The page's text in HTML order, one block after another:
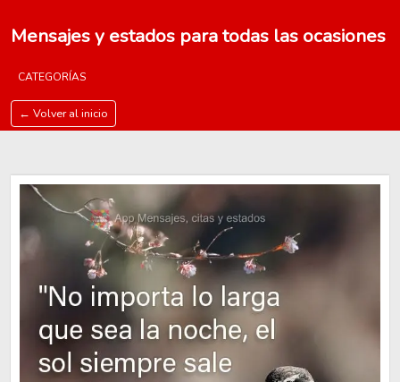
Mensajes y estados para todas las ocasiones
CATEGORÍAS
← Volver al inicio